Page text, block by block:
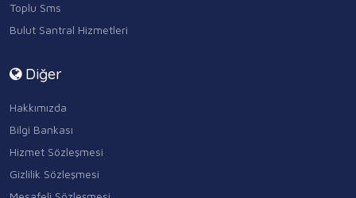
Toplu Sms
Bulut Santral Hizmetleri
Diğer
Hakkımızda
Bilgi Bankası
Hizmet Sözleşmesi
Gizlilik Sözleşmesi